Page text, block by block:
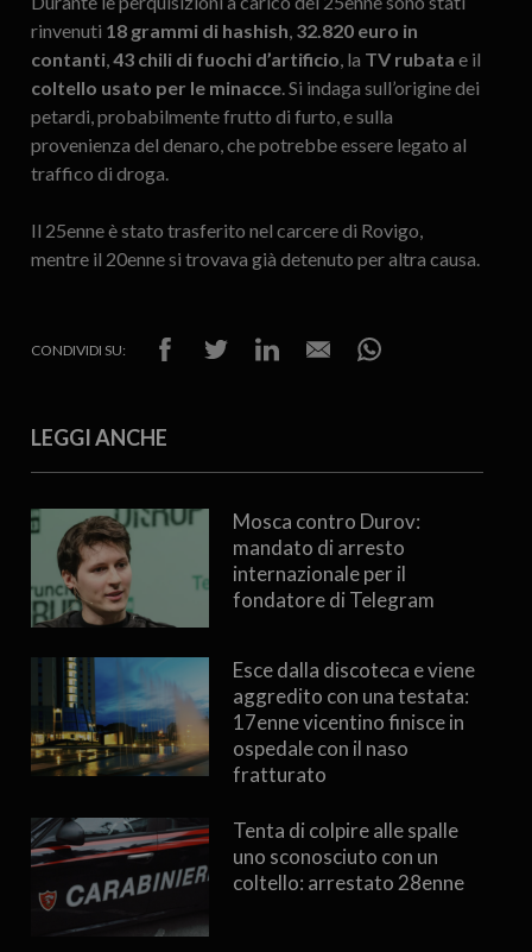
rinvenuti 18 grammi di hashish, 32.820 euro in
contanti,43 chili di fuochi d’artificio, la TV rubata e il
coltello usato per le minacce. Si indaga sull’origine dei
petardi, probabilmente frutto di furto, e sulla
provenienza del denaro, che potrebbe essere legato al
traffico di droga.
Il 25enne è stato trasferito nel carcere di Rovigo,
mentre il 20enne si trovava già detenuto per altra causa.
CONDIVIDI SU:
LEGGI ANCHE
Mosca contro Durov:
mandato di arresto
internazionale per il
fondatore di Telegram
Esce dalla discoteca e viene
aggredito con una testata:
17enne vicentino finisce in
ospedale con il naso
fratturato
Tenta di colpire alle spalle
uno sconosciuto con un
coltello: arrestato 28enne